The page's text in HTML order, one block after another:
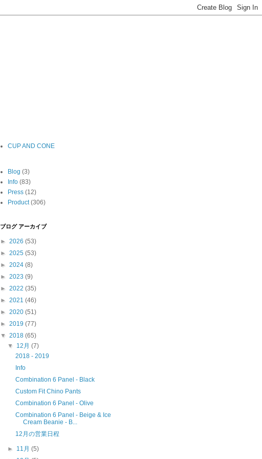
CUP AND CONE
Blog (3)
Info (83)
Press (12)
Product (306)
ブログ アーカイブ
► 2026 (53)
► 2025 (53)
► 2024 (8)
► 2023 (9)
► 2022 (35)
► 2021 (46)
► 2020 (51)
► 2019 (77)
▼ 2018 (65)
▼ 12月(7)
2018 - 2019
Info
Combination 6 Panel - Black
Custom Fit Chino Pants
Combination 6 Panel - Olive
Combination 6 Panel - Beige & Ice
Cream Beanie - B...
12月の営業日程
► 11月(5)